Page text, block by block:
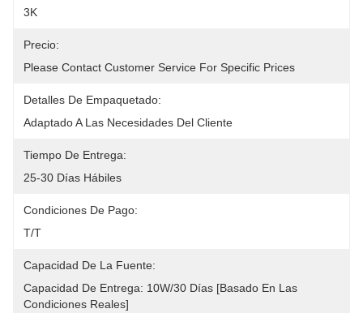
3K
Precio:
Please Contact Customer Service For Specific Prices
Detalles De Empaquetado:
Adaptado A Las Necesidades Del Cliente
Tiempo De Entrega:
25-30 Días Hábiles
Condiciones De Pago:
T/t
Capacidad De La Fuente:
Capacidad De Entrega: 10W/30 Días [basado En Las
Condiciones Reales]